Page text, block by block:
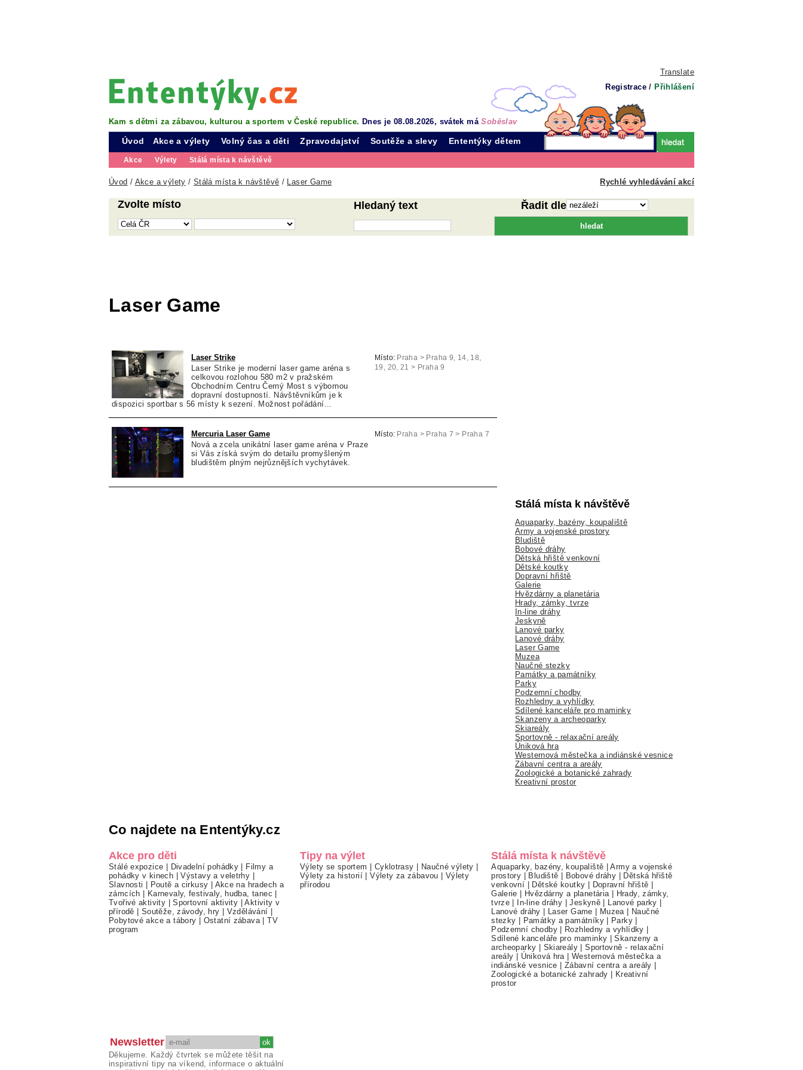
Translate
Registrace / Přihlášení
Kam s dětmi za zábavou, kulturou a sportem v České republice. Dnes je 08.08.2026, svátek máSoběslav
Úvod Akce a výlety
Akce Výlety Stálá místa k návštěvě
Volný čas a děti Zpravodajství Soutěže a slevy Ententýky dětem
Rychlé vyhledávání akcí
Úvod / Akce a výlety / Stálá místa k návštěvě / Laser Game
Zvolte místo Hledaný text Řadit dle
Laser Game
Laser Strike
Laser Strike je moderní laser game aréna s
celkovou rozlohou 580 m2 v pražském
Obchodním Centru Černý Most s výbornou
dopravní dostupností. Návštěvníkům je k
dispozici sportbar s 56 místy k sezení. Možnost pořádání...
Místo: Praha > Praha 9, 14, 18,
19, 20, 21 > Praha 9
Mercuria Laser Game
Nová a zcela unikátní laser game aréna v Praze
si Vás získá svým do detailu promyšleným
bludištěm plným nejrůznějších vychytávek.
Místo: Praha > Praha 7 > Praha 7
Stálá místa k návštěvě
Aquaparky, bazény, koupaliště
Army a vojenské prostory
Bludiště
Bobové dráhy
Dětská hřiště venkovní
Dětské koutky
Dopravní hřiště
Galerie
Hvězdárny a planetária
Hrady, zámky, tvrze
In-line dráhy
Jeskyně
Lanové parky
Lanové dráhy
Laser Game
Muzea
Naučné stezky
Památky a památníky
Parky
Podzemní chodby
Rozhledny a vyhlídky
Sdílené kanceláře pro maminky
Skanzeny a archeoparky
Skiareály
Sportovně - relaxační areály
Úniková hra
Westernová městečka a indiánské vesnice
Zábavní centra a areály
Zoologické a botanické zahrady
Kreativní prostor
Co najdete na Ententýky.cz
Akce pro děti
Stálé expozice Divadelní pohádky
Filmy a
pohádky v kinech |Výstavy a veletrhy
Slavnosti
Poutě a cirkusy
Akce na hradech a
zámcích
Karnevaly, festivaly, hudba, tanec
Tvořivé aktivity |Sportovní aktivity |Aktivity v
přírodě
Soutěže, závody, hry Vzdělávání
Pobytové akce a tábory
Ostatní zábava|TV
program
Tipy na výlet
Výlety se sportem Cyklotrasy Naučné výlety
Výlety za historií |Výlety za zábavou
Výlety
přírodou
Stálá místa k návštěvě
Aquaparky, bazény, koupaliště |Army a vojenské
prostory
Bludiště Bobové dráhy
Dětská hřiště
venkovní
Dětské koutky Dopravní hřiště
Galerie
Hvězdárny a planetária|
Hrady, zámky,
tvrze
In-line dráhy |Jeskyně Lanové parky
Lanové dráhy
Laser Game Muzea|
Naučné
stezky
Památky a památníky| Parky
Podzemní chodby| Rozhledny a vyhlídky
Sdílené kanceláře pro maminky |Skanzeny a
archeoparky
Skiareály |Sportovně - relaxační
areály
Úniková hra|Westernová městečka a
indiánské vesnice
Zábavní centra a areály
Zoologické a botanické zahrady
Kreativní
prostor
Newsletter
Děkujeme. Každý čtvrtek se můžete těšit na
inspirativní tipy na víkend, informace o aktuální